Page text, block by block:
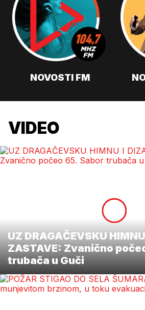
NOVOSTI FM
VIDEO
UZ DRAGAČEVSKU
ZASTAVE: Zvanično
trubača u Guči